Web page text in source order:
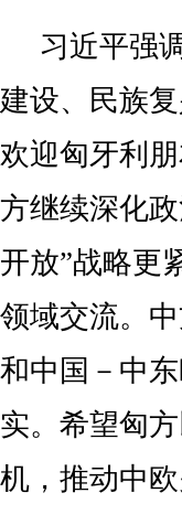
习近平强
建设、民族
欢迎匈牙利
方继续深化
开放”战略更
领域交流。
和中国－中
实。希望匈
机，推动中欧